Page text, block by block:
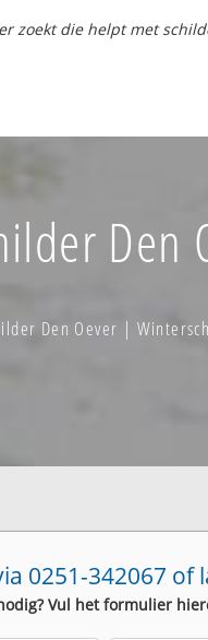
zoekt die helpt met
Den
Den Oever |
0251-342067
Vul het formulier